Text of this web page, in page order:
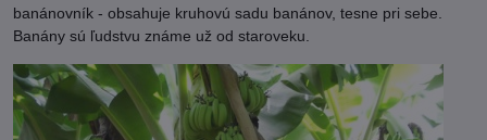
banánovník - obsahuje kruhovú sadu banánov, tesne pri sebe.
Banány sú ľudstvu známe už od staroveku.